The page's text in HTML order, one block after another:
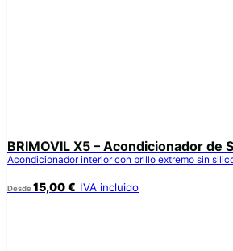
BRIMOVIL X5 – Acondicionador
Acondicionador interior con brillo extremo sin
Desde15,00€ IVA incluido